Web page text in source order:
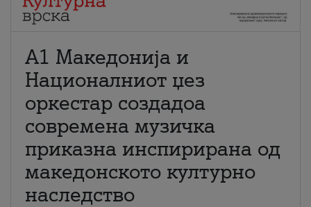
А1 Македонија и
Националниот џез
оркестар создадоа
современа музичка
приказна инспирирана од
македонското културно
наследство